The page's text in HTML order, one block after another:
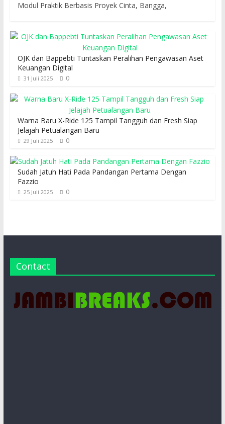
Modul Praktik Berbasis Proyek Cinta, Bangga,
OJK dan Bappebti Tuntaskan Peralihan Pengawasan Aset
Keuangan Digital
31 Juli 2025 0
Warna Baru X-Ride 125 Tampil Tangguh dan Fresh Siap
Jelajah Petualangan Baru
29 Juli 2025 0
Sudah Jatuh Hati Pada Pandangan Pertama Dengan
Fazzio
25 Juli 2025 0
Contact